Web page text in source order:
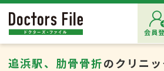
会員
追浜駅、肋骨骨折のクリニ